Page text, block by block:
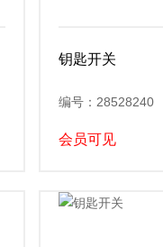
钥匙开关
编号：28528240
会员可见